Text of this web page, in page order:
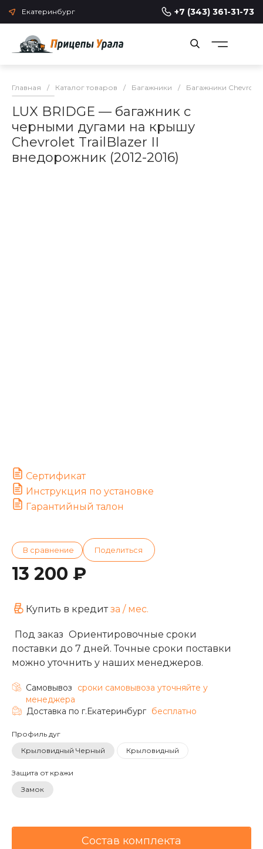
Екатеринбург +7 (343) 361-31-73
Главная / Каталог товаров / Багажники / Багажники Chevrolet
LUX BRIDGE — багажник с
черными дугами на крышу
Chevrolet TrailBlazer II
внедорожник (2012-2016)
Сертификат
Инструкция по установке
Гарантийный талон
13 200 ₽
Купить в кредитза / мес.
Под заказ Ориентировочные сроки
поставки до 7 дней. Точные сроки поставки
можно уточнить у наших менеджеров.
Самовывоз
cроки самовывоза уточняйте у
менеджера
Доставка по г.Екатеринбург бесплатно
Профиль дуг
Крыловидный Черный
Крыловидный
Защита от кражи
Замок
Состав комплекта